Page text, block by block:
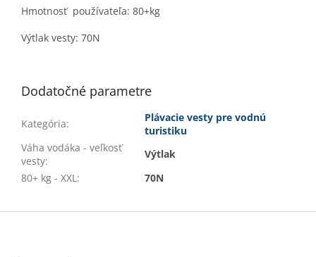
Hmotnosť používateľa: 80+kg
Výtlak vesty: 70N
Dodatočné parametre
Kategória:
Plávacie vesty pre vodnú
turistiku
Váha vodáka - veľkosť
vesty:
Výtlak
80+ kg - XXL : 70N
Z